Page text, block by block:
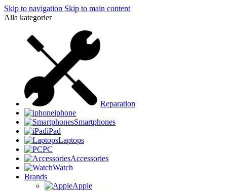
Skip to navigation Skip to main content
Alla kategorier
Reparation
iphone
Smartphones
iPad
Laptops
PC
Accessories
Watch
Brands
Apple